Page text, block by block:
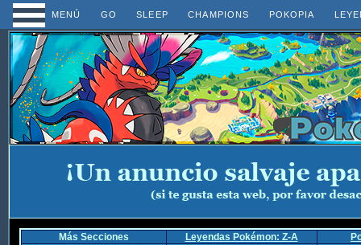
MENÚ GO SLEEP CHAMPIONS POKOPIA
Más Secciones Leyendas Pokémon: Z-A